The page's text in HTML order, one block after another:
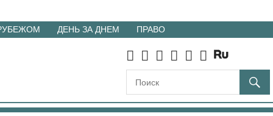
ДЕНЬ ЗА ДНЕМ ПРАВО